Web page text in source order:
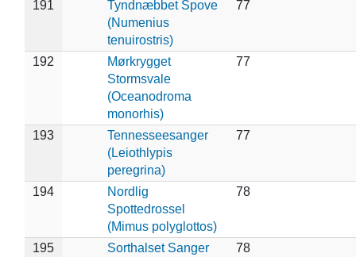
191
Tyndnæbbet Spove
(Numenius
tenuirostris)
77
192
Mørkrygget
Stormsvale
(Oceanodroma
monorhis)
77
193
Tennesseesanger
(Leiothlypis
peregrina)
77
194
Nordlig
Spottedrossel
(Mimus polyglottos)
78
195
Sorthalset Sanger
78